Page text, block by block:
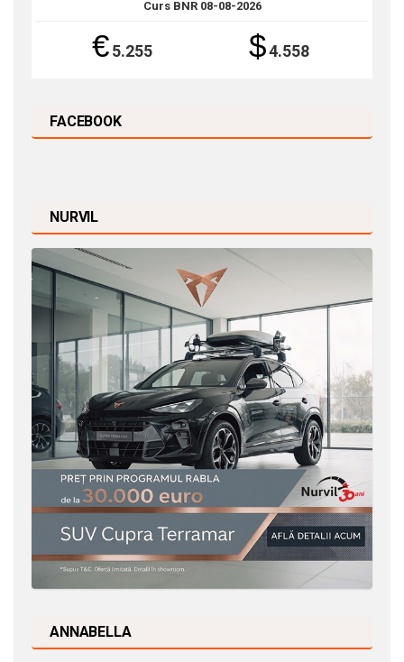
Curs BNR 08-08-2026
€5.255 $4.558
FACEBOOK
NURVIL
ANNABELLA